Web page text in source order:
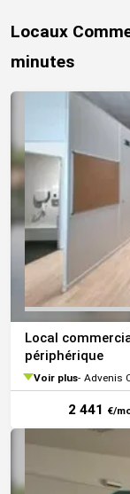
Locaux
minutes
Local
périphérique
Voir plus Advenis
2 441 €/